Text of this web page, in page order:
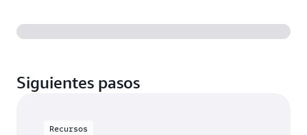
Siguientes pasos
Recursos